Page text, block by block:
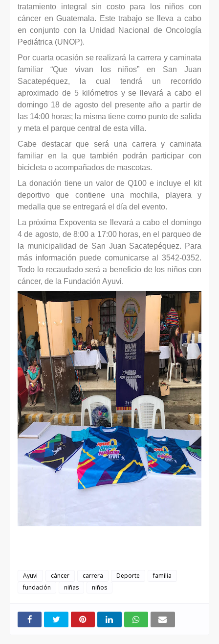
tratamiento integral sin costo para los niños con
cáncer en Guatemala. Este trabajo se lleva a cabo
en conjunto con la Unidad Nacional de Oncología
Pediátrica (UNOP).
Por cuarta ocasión se realizará la carrera y caminata
familiar “Que vivan los niños” en San Juan
Sacatepéquez, la cual tendrá un recorrido
aproximado de 5 kilómetros y se llevará a cabo el
domingo 18 de agosto del presente año a partir de
las 14:00 horas; la misma tiene como punto de salida
y meta el parque central de esta villa.
Cabe destacar que será una carrera y caminata
familiar en la que también podrán participar con
bicicleta o acompañados de mascotas.
La donación tiene un valor de Q100 e incluye el kit
deportivo que contiene una mochila, playera y
medalla que se entregará el día del evento.
La próxima Expoventa se llevará a cabo el domingo
4 de agosto, de 8:00 a 17:00 horas, en el parqueo de
la municipalidad de San Juan Sacatepéquez. Para
más información puede comunicarse al 3542-0352.
Todo lo recaudado será a beneficio de los niños con
cáncer, de la Fundación Ayuvi.
Ayuvi cáncer carrera Deporte
familia
fundación
niñas niños